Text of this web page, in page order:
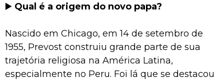
▶️ Qual é a origem do novo papa?
Nascido em Chicago, em 14 de setembro de
1955, Prevost construiu grande parte de sua
trajetória religiosa na América Latina,
especialmente no Peru. Foi lá que se destacou